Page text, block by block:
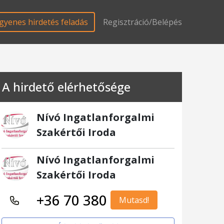
hirdetés feladás Regisztráció/Belépés
A hirdető elérhetősége
Nívó Ingatlanforgalmi
Szakértői Iroda
Nívó Ingatlanforgalmi
Szakértői Iroda
+36 70 380 Mutasd!